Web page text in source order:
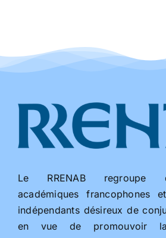
Le RRENAB regroupe
académiques francophones
indépendants désireux de
en vue de promouvoir